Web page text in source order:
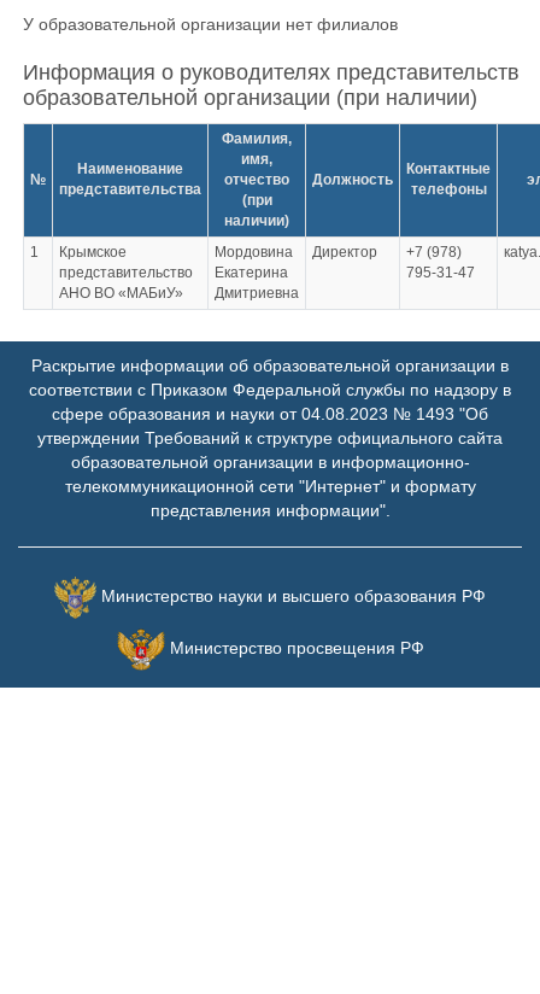
У образовательной организации нет филиалов
Информация о руководителях представительств
образовательной организации (при наличии)
№
Наименование
представительства
Фамилия,
имя,
отчество
(при
наличии)
Должность
Контактные
телефоны
1
Крымское
представительство
АНО ВО «МАБиУ»
Мордовина
Екатерина
Дмитриевна
Директор
+7 (978)
795-31-47
Раскрытие информации об образовательной организации в
соответствии с Приказом Федеральной службы по надзору в
сфере образования и науки от 04.08.2023 № 1493 "Об
утверждении Требований к структуре официального сайта
образовательной организации в информационно-
телекоммуникационной сети "Интернет" и формату
представления информации".
Министерство науки и высшего образования РФ
Министерство просвещения РФ